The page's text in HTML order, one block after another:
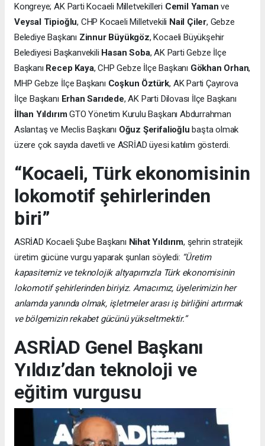
Kongreye; AK Parti Kocaeli Milletvekilleri Cemil Yaman ve
Veysal Tipioğlu, CHP Kocaeli Milletvekili Nail Çiler, Gebze
Belediye Başkanı Zinnur Büyükgöz, Kocaeli Büyükşehir
Belediyesi Başkanvekili Hasan Soba, AK Parti Gebze İlçe
Başkanı Recep Kaya, CHP Gebze İlçe Başkanı Gökhan Orhan,
MHP Gebze İlçe Başkanı Coşkun Öztürk, AK Parti Çayırova
İlçe Başkanı Erhan Sarıdede, AK Parti Dilovası İlçe Başkanı
İlhan YıldırımGTO Yönetim Kurulu Başkanı Abdurrahman
Aslantaş ve Meclis Başkanı Oğuz Şerifalioğlu başta olmak
üzere çok sayıda davetli ve ASRİAD üyesi katılım gösterdi.
“Kocaeli, Türk ekonomisinin
lokomotif şehirlerinden
biri”
ASRİAD Kocaeli Şube Başkanı Nihat Yıldırım, şehrin stratejik
üretim gücüne vurgu yaparak şunları söyledi: “Üretim
kapasitemiz ve teknolojik altyapımızla Türk ekonomisinin
lokomotif şehirlerinden biriyiz. Amacımız, üyelerimizin her
anlamda yanında olmak, işletmeler arası iş birliğini artırmak
ve bölgemizin rekabet gücünü yükseltmektir.”
ASRİAD Genel Başkanı
Yıldız’dan teknoloji ve
eğitim vurgusu